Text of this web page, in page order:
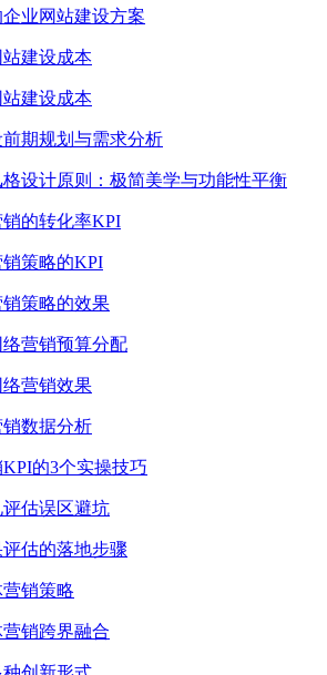
业网站建设方案
建设成本
建设成本
期规划与需求分析
设计原则：极简美学与功能性平衡
的转化率KPI
策略的KPI
策略的效果
营销预算分配
营销效果
数据分析
的3个实操技巧
估误区避坑
估的落地步骤
销策略
销跨界融合